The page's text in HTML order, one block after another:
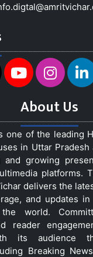
About Us
one of the leading
in Uttar Pradesh
growing
platforms.
delivers the
and updates
world.
reader
its audience
Breaking